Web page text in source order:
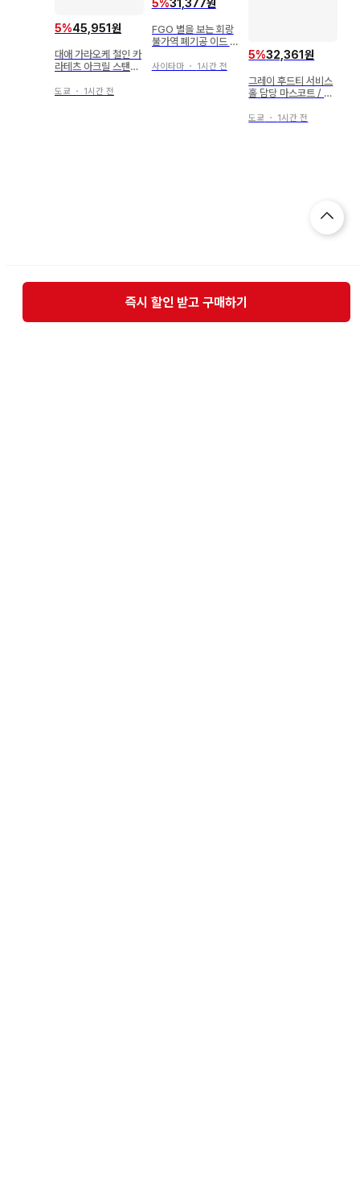
5%45,951원
대애 가라오케 철인 카
라테츠 아크릴 스탠드
도쿄 ・ 1시간 전
5%31,377원
FGO 별을 보는 회랑
불가역 폐기공 이드 사
사이타마・ 1시간 전
5%32,361원
그레이 후드티 서비스
홀 담당 마스코트 / 치
토랑 치이카와 토끼
도쿄 ・ 1시간 전
즉시 할인 받고 구매하기